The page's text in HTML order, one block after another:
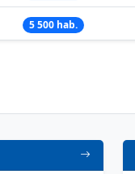
5 500 hab.